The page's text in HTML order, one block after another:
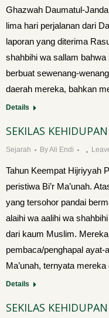
Ghazwah Daumatul-
lima hari perjalanan dari
la­poran yang diterima
shahbihi wa sallam
berbuat sewenang-
daerah mereka, bahkan
Details
SEKILAS
Sejarah ByAli Endi
Tahun Keempat Hijriyyah
peristiwa Bi’r Ma’unah.
yang tersohor pandai
alaihi wa aalihi wa
dari kaum Muslim.
pembaca/penghapal ayat-
Ma’unah, ternyata
Details
SEKILAS